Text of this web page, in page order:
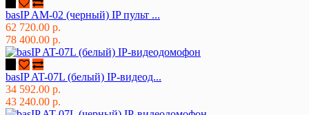
basIP AM-02 (черный) IP пульт ...
62 720.00 р.
78 400.00 р.
basIP AT-07L (белый) IP-видеод...
34 592.00 р.
43 240.00 р.